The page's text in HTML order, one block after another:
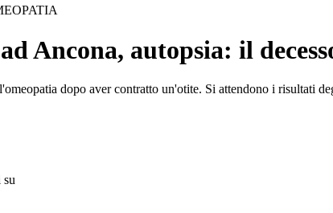
Ancona, autopsia: il
dopo aver contratto un'otite. Si attendono i risultati
su